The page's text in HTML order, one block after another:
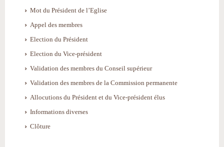
Mot du Président de l’Eglise
Appel des membres
Election du Président
Election du Vice-président
Validation des membres du Conseil supérieur
Validation des membres de la Commission permanente
Allocutions du Président et du Vice-président élus
Informations diverses
Clôture